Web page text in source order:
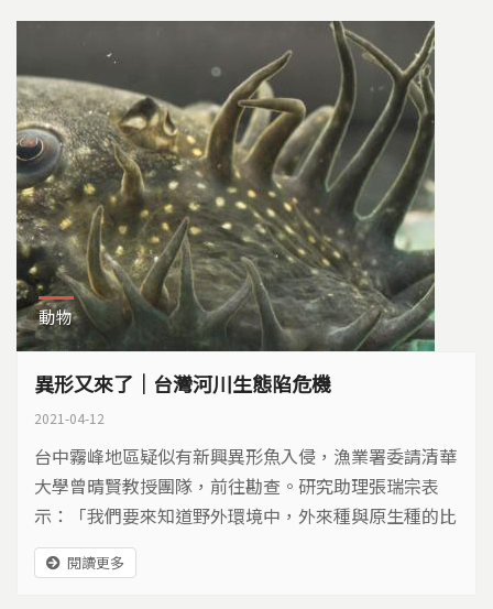
動物
異形又來了│台灣河川生態陷危機
2021-04-12
台中霧峰地區疑似有新興異形魚入侵，漁業署委請清華
大學曾晴賢教授團隊，前往勘查。研究助理張瑞宗表
示：「我們要來知道野外環境中，外來種與原生種的比
例，確認入侵狀況。」目前確認在霧峰的阿罩霧水圳
中，有大鬍子異形魚的入侵現象，團隊分別在水圳的上
閱讀更多